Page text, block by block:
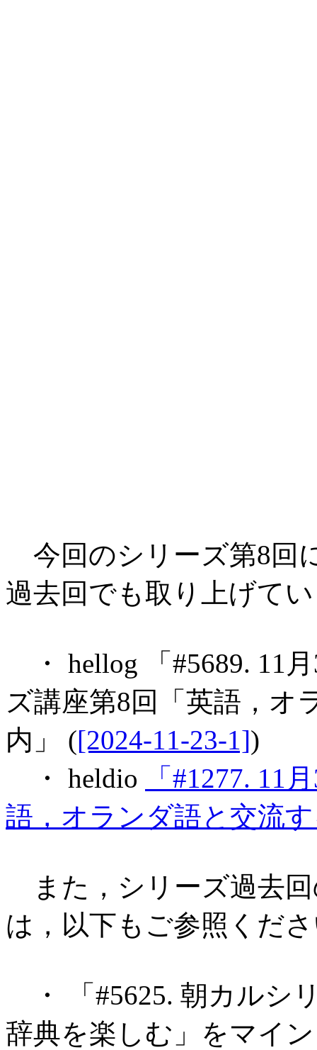
今回のシリーズ第8回
過去回でも取り上げて
・ hellog 「#5689. 11
ズ講座第8回「英語，オ
内」 ([2024-11-23-1])
・ heldio
「#1277. 11
語，オランダ語と交流
また，シリーズ過去
は，以下もご参照くだ
・ 「#5625. 朝カルシ
辞典を楽しむ」をマイ